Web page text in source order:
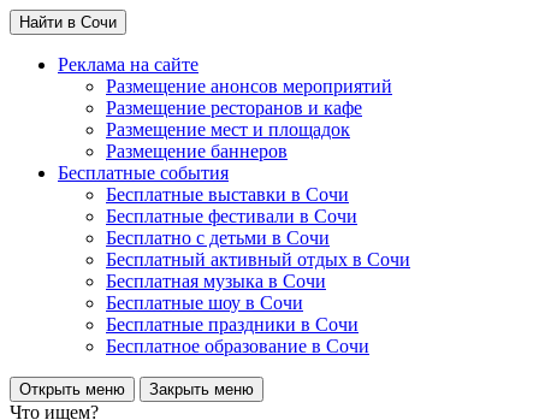
Найти в Сочи
Реклама на сайте
Размещение анонсов мероприятий
Размещение ресторанов и кафе
Размещение мест и площадок
Размещение баннеров
Бесплатные события
Бесплатные выставки в Сочи
Бесплатные фестивали в Сочи
Бесплатно с детьми в Сочи
Бесплатный активный отдых в Сочи
Бесплатная музыка в Сочи
Бесплатные шоу в Сочи
Бесплатные праздники в Сочи
Бесплатное образование в Сочи
Открыть меню Закрыть меню
Что ищем?